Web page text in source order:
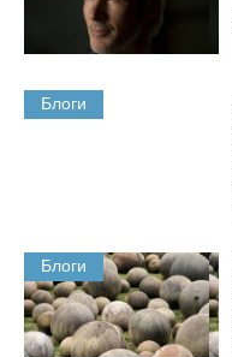
Блоги
Блоги